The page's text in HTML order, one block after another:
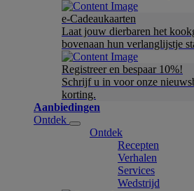
e-Cadeaukaarten
Laat jouw dierbaren het
bovenaan hun verlanglijstje
Registreer en bespaar 10%!
Schrijf u in voor onze
korting.
Aanbiedingen
Ontdek
Ontdek
Recepten
Verhalen
Services
Wedstrijd